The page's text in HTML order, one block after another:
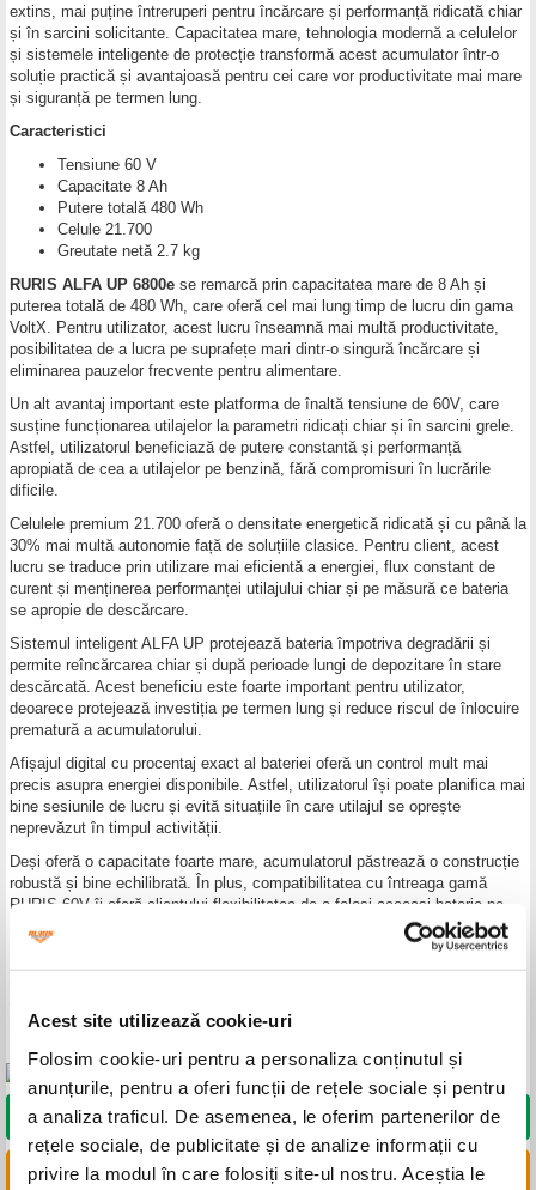
Acest site utilizează cookie-uri
Folosim cookie-uri pentru a personaliza conținutul și
anunțurile, pentru a oferi funcții de rețele sociale și pentru
a analiza traficul. De asemenea, le oferim partenerilor de
rețele sociale, de publicitate și de analize informații cu
privire la modul în care folosiți site-ul nostru. Aceștia le
extins, mai puține întreruperi pentru încărcare și performanță ridicată chiar
și în sarcini solicitante. Capacitatea mare, tehnologia modernă a celulelor
și sistemele inteligente de protecție transformă acest acumulator într-o
soluție practică și avantajoasă pentru cei care vor productivitate mai mare
și siguranță pe termen lung.
Caracteristici
Tensiune 60 V
Capacitate 8 Ah
Putere totală 480 Wh
Celule 21.700
Greutate netă 2.7 kg
RURIS ALFA UP 6800e se remarcă prin capacitatea mare de 8 Ah și
puterea totală de 480 Wh, care oferă cel mai lung timp de lucru din gama
VoltX. Pentru utilizator, acest lucru înseamnă mai multă productivitate,
posibilitatea de a lucra pe suprafețe mari dintr-o singură încărcare și
eliminarea pauzelor frecvente pentru alimentare.
Un alt avantaj important este platforma de înaltă tensiune de 60V, care
susține funcționarea utilajelor la parametri ridicați chiar și în sarcini grele.
Astfel, utilizatorul beneficiază de putere constantă și performanță
apropiată de cea a utilajelor pe benzină, fără compromisuri în lucrările
dificile.
Celulele premium 21.700 oferă o densitate energetică ridicată și cu până la
30% mai multă autonomie față de soluțiile clasice. Pentru client, acest
lucru se traduce prin utilizare mai eficientă a energiei, flux constant de
curent și menținerea performanței utilajului chiar și pe măsură ce bateria
se apropie de descărcare.
Sistemul inteligent ALFA UP protejează bateria împotriva degradării și
permite reîncărcarea chiar și după perioade lungi de depozitare în stare
descărcată. Acest beneficiu este foarte important pentru utilizator,
deoarece protejează investiția pe termen lung și reduce riscul de înlocuire
prematură a acumulatorului.
Afișajul digital cu procentaj exact al bateriei oferă un control mult mai
precis asupra energiei disponibile. Astfel, utilizatorul își poate planifica mai
bine sesiunile de lucru și evită situațiile în care utilajul se oprește
neprevăzut în timpul activității.
Deși oferă o capacitate foarte mare, acumulatorul păstrează o construcție
robustă și bine echilibrată. În plus, compatibilitatea cu întreaga gamă
RURIS 60V îi oferă clientului flexibilitatea de a folosi aceeași baterie pe
mai multe utilaje, obținând mai multă valoare dintr-o singură investiție.
pentru întreaga gamă de utilaje compatibile VoltX.
DORESC SĂ CUMPĂR
LINKURI UTILE